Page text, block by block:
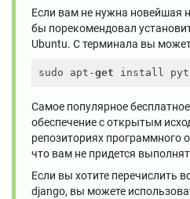
Если вам не нужна новейшая
бы порекомендовал
Ubuntu. С терминала вы
sudo apt-get
Самое популярное
обеспечение с открытым
репозиториях программного
что вам не придется
Если вы хотите перечислить
django, вы можете